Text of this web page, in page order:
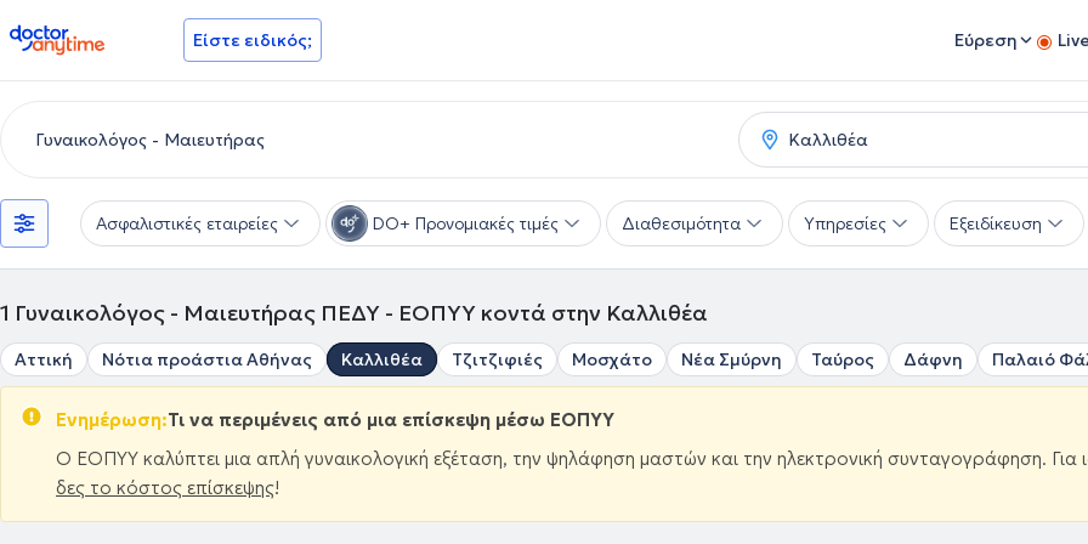
doctoranytime Είστε ειδικός; Εύρεση
Ασφαλιστικές εταιρείες DO+ Προνομιακές τιμές Διαθεσιμότητα Υπηρεσίες Εξειδίκευση
1 Γυναικολόγος - Μαιευτήρας ΠΕΔΥ - ΕΟΠΥΥ κοντά στην Καλλιθέα
Αττική Νότια προάστια Αθήνας Καλλιθέα Τζιτζιφιές Μοσχάτο Νέα Σμύρνη Ταύρος Δάφνη Παλαιό
Ενημέρωση:Τι να περιμένεις από μια επίσκεψη μέσω ΕΟΠΥΥ
Ο ΕΟΠΥΥ καλύπτει μια απλή γυναικολογική εξέταση, την ψηλάφηση μαστών και την ηλεκτρονική συνταγογράφηση. Για
δες το κόστος επίσκεψης!